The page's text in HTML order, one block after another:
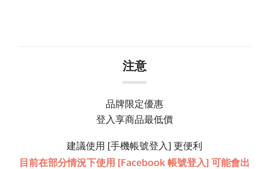
注意
品牌限定優惠
登入享商品最低價
建議使用 [手機帳號登入] 更便利
目前在部分情況下使用 [Facebook 帳號登入] 可能會出